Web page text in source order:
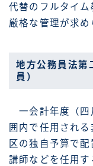
代替のフルタイ
厳格な管理が求め
地方公務員法第
員）
一会計年度（四
囲内で任用される
区の独自予算で
講師などを任用す